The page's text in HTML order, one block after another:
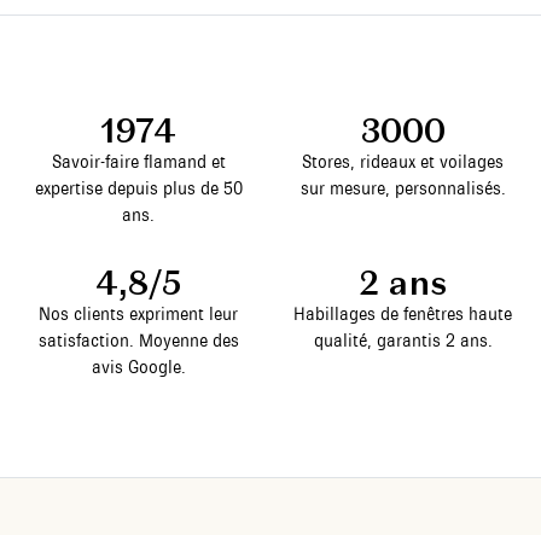
1974
Savoir-faire flamand et
expertise depuis plus de 50
ans.
3000
Stores, rideaux et voilages
sur mesure, personnalisés.
4,8/5
Nos clients expriment leur
satisfaction. Moyenne des
avis Google.
2 ans
Habillages de fenêtres haute
qualité, garantis 2 ans.